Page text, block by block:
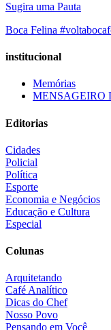
Sugira uma Pauta
Boca Felina
institucional
Memórias
MENSAGEIRO
Editorias
Cidades
Policial
Política
Esporte
Economia e Negócios
Educação e Cultura
Especial
Colunas
Arquitetando
Café Analítico
Dicas do Chef
Nosso Povo
Pensando em Você